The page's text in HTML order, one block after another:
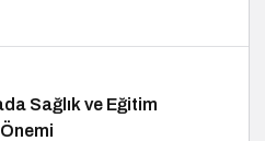
Sağlık ve Eğitim